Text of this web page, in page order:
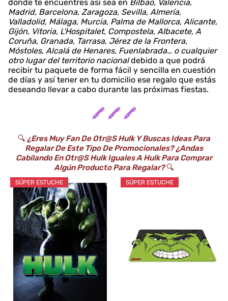
donde te encuentres así sea en Bilbao, Valencia,
Madrid, Barcelona, Zaragoza, Sevilla, Almería,
Valladolid, Málaga, Murcia, Palma de Mallorca, Alicante,
Gijón, Vitoria, L'Hospitalet, Compostela, Albacete, A
Coruña, Granada, Tarrasa, Jérez de la Frontera,
Móstoles, Alcalá de Henares, Fuenlabrada… o cualquier
otro lugar del territorio nacionaldebido a que podrá
recibir tu paquete de forma fácil y sencilla en cuestión
de días y así tener en tu domicilio ese regalo que estás
deseando llevar a cabo durante las próximas fiestas.
🖍️ 🖍️ 🖍️
🔍 ¿Eres Muy Fan De Otr@s Hulk Y Buscas Ideas Para
Regalar De Este Tipo De Promocionales? ¿Andas
Cabilando En Otr@s Hulk Iguales A Hulk Para Comprar
Algún Producto Para Regalar?🔍
SÚPER ESTUCHE SÚPER ESTUCHE